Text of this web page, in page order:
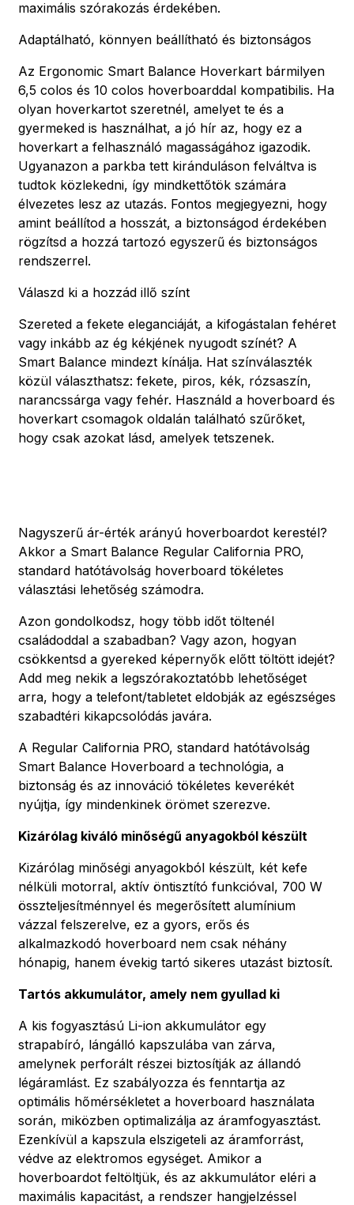
maximális szórakozás érdekében.
Adaptálható, könnyen beállítható és biztonságos
Az Ergonomic Smart Balance Hoverkart bármilyen
6,5 colos és 10 colos hoverboarddal kompatibilis. Ha
olyan hoverkartot szeretnél, amelyet te és a
gyermeked is használhat, a jó hír az, hogy ez a
hoverkart a felhasználó magasságához igazodik.
Ugyanazon a parkba tett kiránduláson felváltva is
tudtok közlekedni, így mindkettőtök számára
élvezetes lesz az utazás. Fontos megjegyezni, hogy
amint beállítod a hosszát, a biztonságod érdekében
rögzítsd a hozzá tartozó egyszerű és biztonságos
rendszerrel.
Válaszd ki a hozzád illő színt
Szereted a fekete eleganciáját, a kifogástalan fehéret
vagy inkább az ég kékjének nyugodt színét? A
Smart Balance mindezt kínálja. Hat színválaszték
közül választhatsz: fekete, piros, kék, rózsaszín,
narancssárga vagy fehér. Használd a hoverboard és
hoverkart csomagok oldalán található szűrőket,
hogy csak azokat lásd, amelyek tetszenek.
Nagyszerű ár-érték arányú hoverboardot kerestél?
Akkor a Smart Balance Regular California PRO,
standard hatótávolság hoverboard tökéletes
választási lehetőség számodra.
Azon gondolkodsz, hogy több időt töltenél
családoddal a szabadban? Vagy azon, hogyan
csökkentsd a gyereked képernyők előtt töltött idejét?
Add meg nekik a legszórakoztatóbb lehetőséget
arra, hogy a telefont/tabletet eldobják az egészséges
szabadtéri kikapcsolódás javára.
A Regular California PRO, standard hatótávolság
Smart Balance Hoverboard a technológia, a
biztonság és az innováció tökéletes keverékét
nyújtja, így mindenkinek örömet szerezve.
Kizárólag kiváló minőségű anyagokból készült
Kizárólag minőségi anyagokból készült, két kefe
nélküli motorral, aktív öntisztító funkcióval, 700 W
összteljesítménnyel és megerősített alumínium
vázzal felszerelve, ez a gyors, erős és
alkalmazkodó hoverboard nem csak néhány
hónapig, hanem évekig tartó sikeres utazást biztosít.
Tartós akkumulátor, amely nem gyullad ki
A kis fogyasztású Li-ion akkumulátor egy
strapabíró, lángálló kapszulába van zárva,
amelynek perforált részei biztosítják az állandó
légáramlást. Ez szabályozza és fenntartja az
optimális hőmérsékletet a hoverboard használata
során, miközben optimalizálja az áramfogyasztást.
Ezenkívül a kapszula elszigeteli az áramforrást,
védve az elektromos egységet. Amikor a
hoverboardot feltöltjük, és az akkumulátor eléri a
maximális kapacitást, a rendszer hangjelzéssel